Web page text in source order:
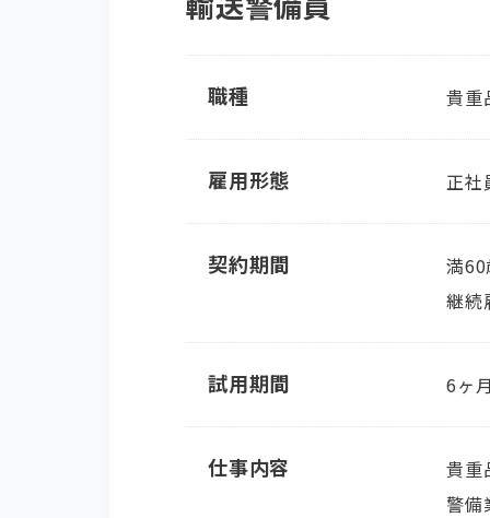
職種 貴重
雇用形態 正社
契約期間
満
継続
試用期間 6ヶ
仕事内容
貴重
警備